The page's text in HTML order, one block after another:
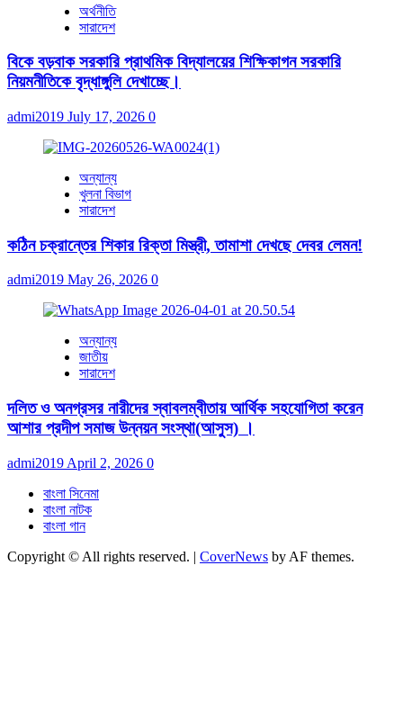
অর্থনীতি
সারাদেশ
বিকে বড়বাক সরকারি প্রাথমিক বিদ্যালয়ের শিক্ষিকাগন সরকারি
নিয়মনীতিকে বৃদ্ধাঙ্গুলি দেখাচ্ছে।
admi2019 July 17, 2026 0
অন্যান্য
খুলনা বিভাগ
সারাদেশ
কঠিন চক্রান্তের শিকার রিক্তা মিস্ত্রী, তামাশা দেখছে দেবর লেমন!
admi2019 May 26, 2026 0
অন্যান্য
জাতীয়
সারাদেশ
দলিত ও অনগ্রসর নারীদের স্বাবলম্বীতায় আর্থিক সহযোগিতা করেন
আশার প্রদীপ সমাজ উন্নয়ন সংস্থা(আসুস) ।
admi2019 April 2, 2026 0
বাংলা সিনেমা
বাংলা নাটক
বাংলা গান
Copyright © All rights reserved. | CoverNews by AF themes.